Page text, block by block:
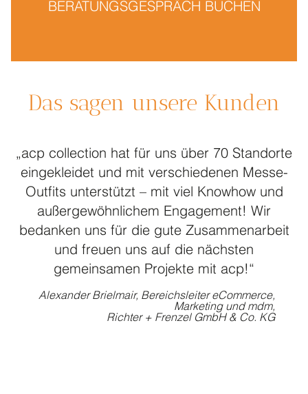
BERATUNGSGESPRÄCH BUCHEN
Das sagen unsere Kunden
„acp collection hat für uns über 70 Standorte
eingekleidet und mit verschiedenen Messe-
Outfits unterstützt – mit viel Knowhow und
außergewöhnlichem Engagement! Wir
bedanken uns für die gute Zusammenarbeit
und freuen uns auf die nächsten
gemeinsamen Projekte mit acp!“
Alexander Brielmair, Bereichsleiter eCommerce,
Marketing und mdm,
Richter + Frenzel GmbH & Co. KG